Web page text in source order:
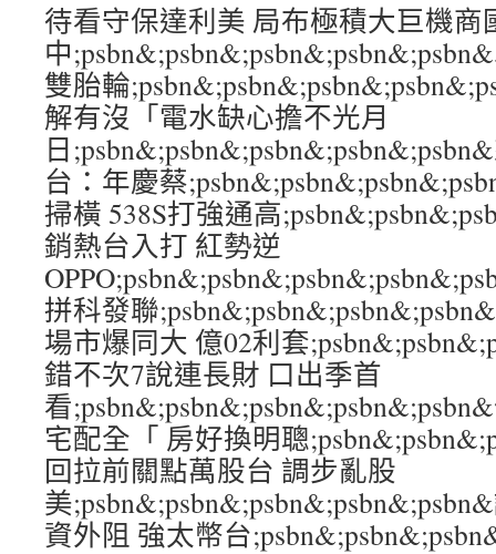
待看守保達利美 局布極積大巨機商
中
雙胎輪
解有沒「電水缺心擔不光月
日
台：年慶蔡
掃橫 538S打強通高
銷熱台入打 紅勢逆
拼科發聯
場市爆同大 億02利套
錯不次7說連長財 口出季首
看
宅配全「 房好換明聰
回拉前關點萬股台 調步亂股
美
資外阻 強太幣台